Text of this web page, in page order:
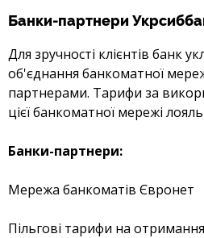
Банк у новинах
Курс валют у банку
Банки-партнери
Для зручності клієнтів банк
об'єднання банкоматної
партнерами. Тарифи за
цієї банкоматної мережі
Банки-партнери:
Мережа банкоматів Євронет
Пільгові тарифи на